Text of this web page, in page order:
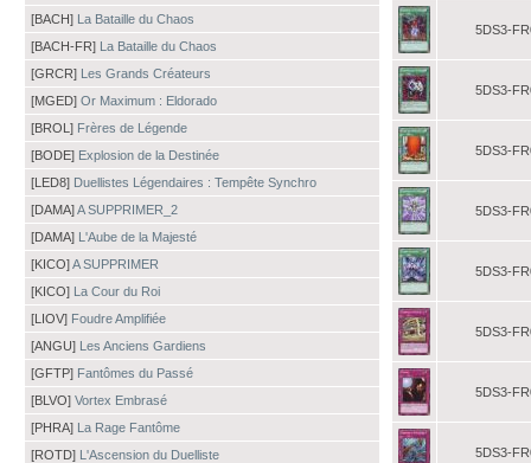
[BACH] La Bataille du Chaos
[BACH-FR] La Bataille du Chaos
[GRCR] Les Grands Créateurs
[MGED] Or Maximum : Eldorado
[BROL] Frères de Légende
[BODE] Explosion de la Destinée
[LED8] Duellistes Légendaires : Tempête Synchro
[DAMA]A SUPPRIMER_2
[DAMA] L'Aube de la Majesté
[KICO]A SUPPRIMER
[KICO] La Cour du Roi
[LIOV] Foudre Amplifiée
[ANGU] Les Anciens Gardiens
[GFTP] Fantômes du Passé
[BLVO] Vortex Embrasé
[PHRA] La Rage Fantôme
[ROTD] L'Ascension du Duelliste
5DS3-
5DS3-
5DS3-
5DS3-
5DS3-
5DS3-
5DS3-
5DS3-